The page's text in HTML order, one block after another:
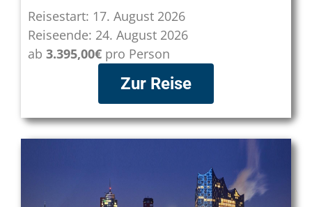
Reisestart: 17. August 2026
Reiseende: 24. August 2026
ab 3.395,00€ pro Person
Zur Reise